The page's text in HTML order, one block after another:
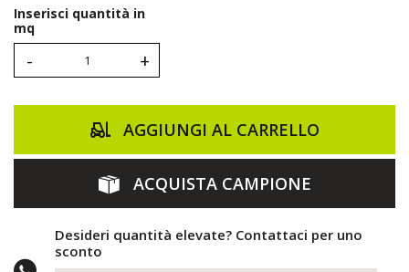
Inserisci quantità in
mq
- +
AGGIUNGI AL CARRELLO
ACQUISTA CAMPIONE
Desideri quantità elevate? Contattaci per uno
sconto